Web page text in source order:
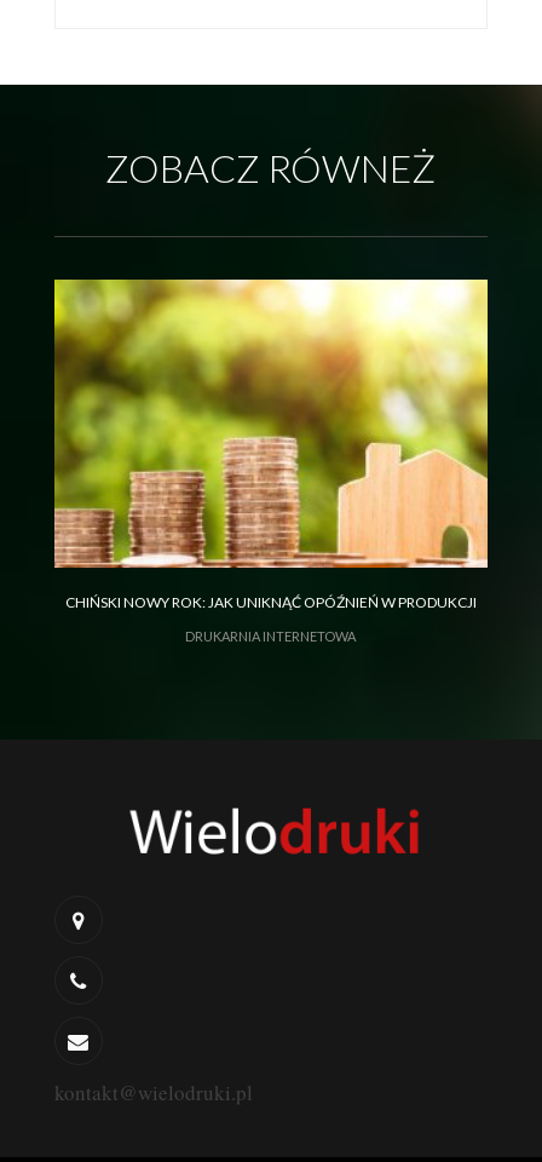
ZDOBYĆ KLIENTÓW?
ULOTKI REKLAMOWE
ZOBACZ RÓWNEŻ
CHIŃSKI NOWY ROK: JAK UNIKNĄĆ OPÓŹNIEŃ W PRODUKCJI
DRUKARNIA INTERNETOWA
kontakt@wielodruki.pl